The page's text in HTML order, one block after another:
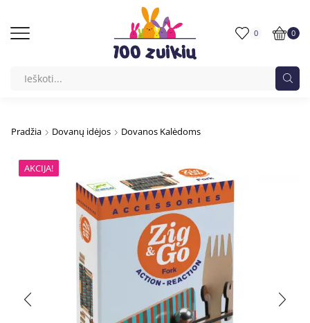
0 0
Pradžia Dovanų idėjos Dovanos Kalėdoms
AKCIJA!